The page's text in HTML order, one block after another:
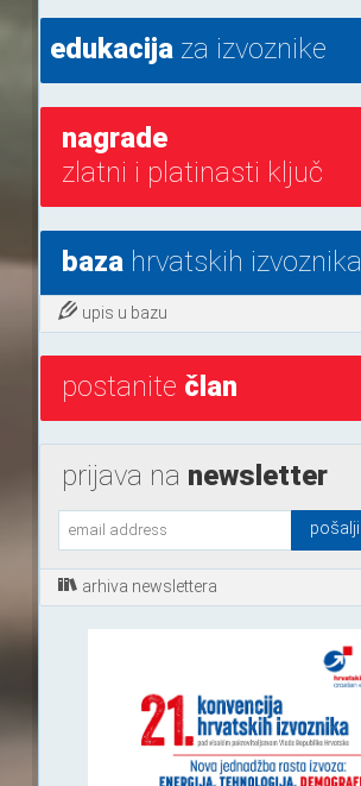
edukacijaza izvoznike
nagrade
zlatni i platinasti ključ
bazahrvatskih izvoznika
upis u bazu
postanite član
prijava na newsletter
arhiva newslettera